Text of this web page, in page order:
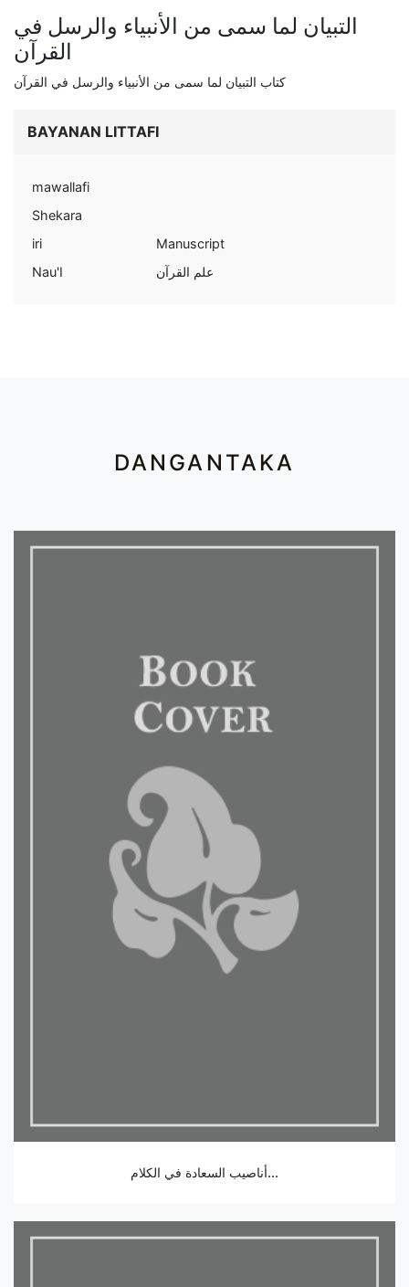
التبيان لما سمى من الأنبياء والرسل في
القرآن
كتاب التبيان لما سمى من الأنبياء والرسل في القرآن
BAYANAN LITTAFI
mawallafi
Shekara
iri
Manuscript
Nau'I
علم القرآن
DANGANTAKA
أناصيب السعادة في الكلام...